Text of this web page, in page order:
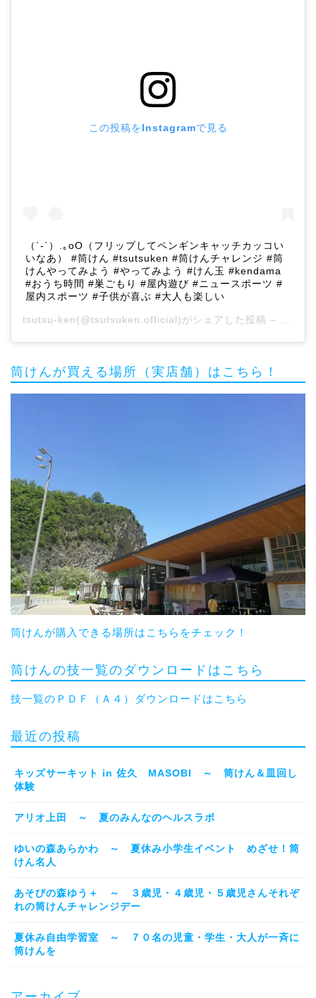
この投稿をInstagramで見る
（´-`）.｡oO（フリップしてペンギンキャッチカッコい
いなあ） #筒けん #tsutsuken #筒けんチャレンジ #筒
けんやってみよう #やってみよう #けん玉 #kendama
#おうち時間 #巣ごもり #屋内遊び #ニュースポーツ #
屋内スポーツ #子供が喜ぶ #大人も楽しい
tsutsu-ken(@tsutsuken.official)がシェアした投稿 –
筒けんが買える場所（実店舗）はこちら！
筒けんが購入できる場所はこちらをチェック！
筒けんの技一覧のダウンロードはこちら
技一覧のＰＤＦ（Ａ４）ダウンロードはこちら
最近の投稿
キッズサーキット in 佐久 MASOBI ～ 筒けん＆皿回し
体験
アリオ上田 ～ 夏のみんなのヘルスラボ
ゆいの森あらかわ ～ 夏休み小学生イベント めざせ！筒
けん名人
あそびの森ゆう＋ ～ ３歳児・４歳児・５歳児さんそれぞ
れの筒けんチャレンジデー
夏休み自由学習室 ～ ７０名の児童・学生・大人が一斉に
筒けんを